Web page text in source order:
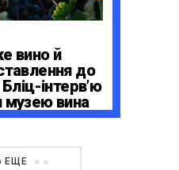
вино й
до
інтерв’ю
музею вина
Бордо
ЕЩЕ